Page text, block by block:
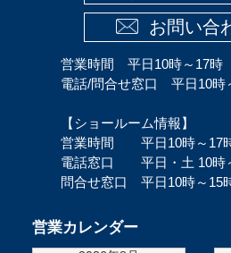
お問い合
営業時間 平日10時～17時
電話/問合せ窓口 平日10時
【ショールーム情報】
営業時間 平日10時～17
電話窓口 平日・土 10時
問合せ窓口 平日10時～15
営業カレンダー